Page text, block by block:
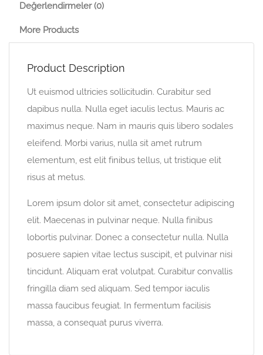
Değerlendirmeler (0)
More Products
Product Description
Ut euismod ultricies sollicitudin. Curabitur sed
dapibus nulla. Nulla eget iaculis lectus. Mauris ac
maximus neque. Nam in mauris quis libero sodales
eleifend. Morbi varius, nulla sit amet rutrum
elementum, est elit finibus tellus, ut tristique elit
risus at metus.
Lorem ipsum dolor sit amet, consectetur adipiscing
elit. Maecenas in pulvinar neque. Nulla finibus
lobortis pulvinar. Donec a consectetur nulla. Nulla
posuere sapien vitae lectus suscipit, et pulvinar nisi
tincidunt. Aliquam erat volutpat. Curabitur convallis
fringilla diam sed aliquam. Sed tempor iaculis
massa faucibus feugiat. In fermentum facilisis
massa, a consequat purus viverra.